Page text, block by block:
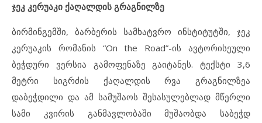
ჯეკ კერუაკი ქაღალდის გრაგნილზე
ბირმინგემში, ბარბერის სამხატვრო ინსტიტუტში, ჯეკ
კერუაკის რომანის “On the Road”-ის ავტორისეული
ბეჭდური ვერსია გამოფენაზე გაიტანეს. ტექსტი 3,6
მეტრი სიგრძის ქაღალდის რვა გრაგნილზეა
დაბეჭდილი და ამ სამუშაოს შესასულებლად მწერლი
სამი კვირის განმავლობაში მუშაობდა საბეჭდ